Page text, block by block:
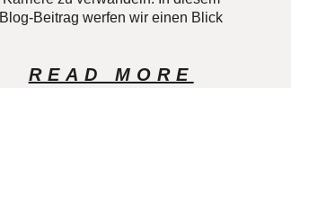
Blog-Beitrag werfen wir einen Blick
READ MORE